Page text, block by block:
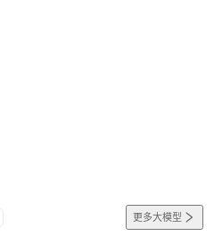
更多大模型